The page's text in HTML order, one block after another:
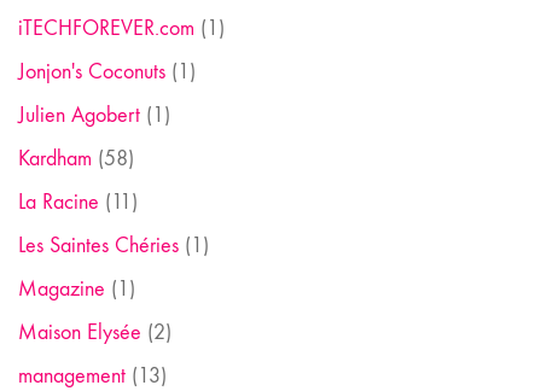
iTECHFOREVER.com (1)
Jonjon's Coconuts (1)
Julien Agobert (1)
Kardham (58)
La Racine (11)
Les Saintes Chéries (1)
Magazine (1)
Maison Elysée (2)
management (13)